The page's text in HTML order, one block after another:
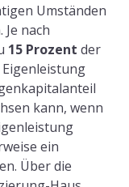
Umständen
nach
15 Prozent der
kann, wenn
ein
Über die